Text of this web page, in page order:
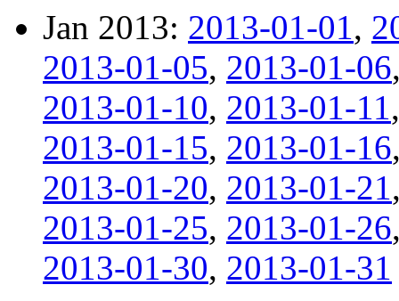
Jan 2013: 2013-01-01,
2013-01-05, 2013-01-06
2013-01-10, 2013-01-11
2013-01-15, 2013-01-16
2013-01-20, 2013-01-21
2013-01-25, 2013-01-26
2013-01-30, 2013-01-31